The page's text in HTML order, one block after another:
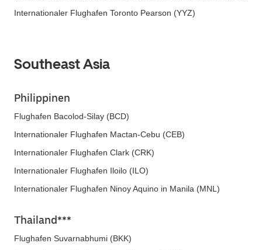
Internationaler Flughafen Toronto Pearson (YYZ)
Southeast Asia
Philippinen
Flughafen Bacolod-Silay (BCD)
Internationaler Flughafen Mactan-Cebu (CEB)
Internationaler Flughafen Clark (CRK)
Internationaler Flughafen Iloilo (ILO)
Internationaler Flughafen Ninoy Aquino in Manila (MNL)
Thailand***
Flughafen Suvarnabhumi (BKK)